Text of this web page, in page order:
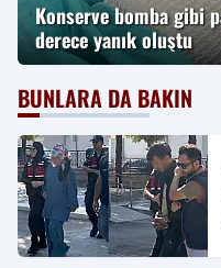
Konserve bomba gibi
derece yanık oluştu
BUNLARA DA BAKIN